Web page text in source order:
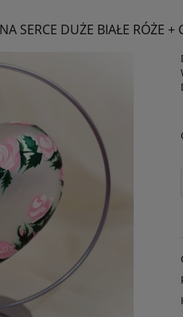
SERCE DUŻE BIAŁE RÓŻE
Cena nie